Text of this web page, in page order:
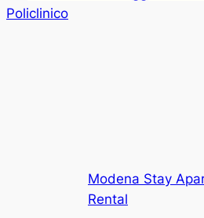
Policlinico
Modena Stay
Rental